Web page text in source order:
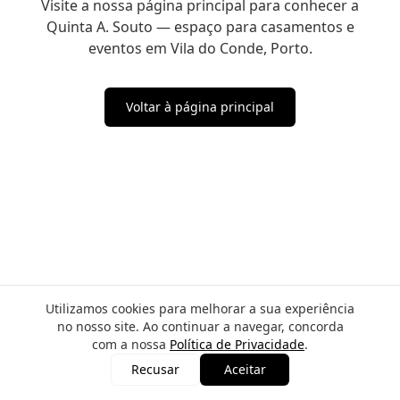
Visite a nossa página principal para conhecer a
Quinta A. Souto — espaço para casamentos e
eventos em Vila do Conde, Porto.
Voltar à página principal
Utilizamos cookies para melhorar a sua experiência
no nosso site. Ao continuar a navegar, concorda
com a nossa Política de Privacidade.
Recusar
Aceitar